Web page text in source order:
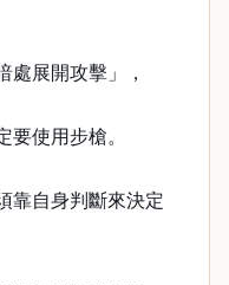
處展開攻擊」，
要使用步槍。
靠自身判斷來決定